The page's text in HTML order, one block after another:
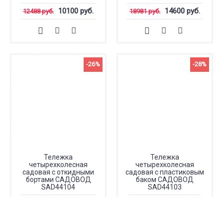
12488 руб. 10100 руб. 18981 руб. 14600 руб.
-26%
Тележка
четырехколесная
садовая с откидными
бортами САДОВОД
SAD44104
-28%
Тележка
четырехколесная
садовая с пластиковым
баком САДОВОД
SAD44103